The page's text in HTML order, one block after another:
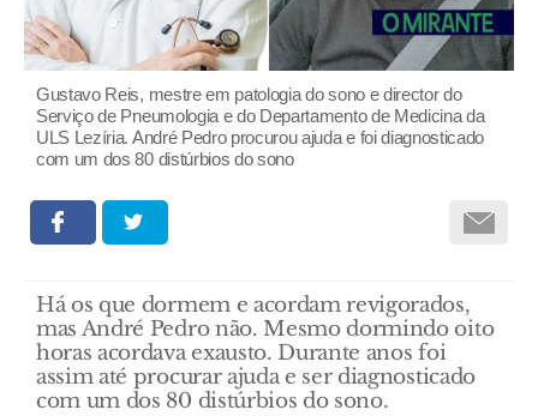
Gustavo Reis, mestre em patologia do sono e director do
Serviço de Pneumologia e do Departamento de Medicina da
ULS Lezíria. André Pedro procurou ajuda e foi diagnosticado
com um dos 80 distúrbios do sono
Há os que dormem e acordam revigorados,
mas André Pedro não. Mesmo dormindo oito
horas acordava exausto. Durante anos foi
assim até procurar ajuda e ser diagnosticado
com um dos 80 distúrbios do sono.